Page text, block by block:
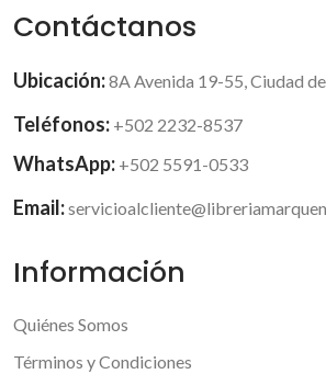
Contáctanos
Ubicación:8A Avenida 19-55, Ciudad
Teléfonos: +502 2232-8537
WhatsApp: +502 5591-0533
Email:
Información
Quiénes Somos
Términos y Condiciones